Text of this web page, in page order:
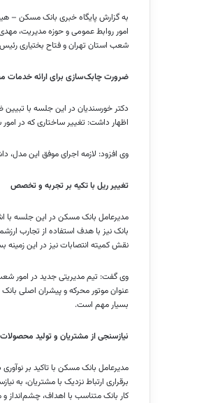
به گزارش پایگاه خبری بانک مسکن –
امور روابط عمومی و حوزه مدیریت،
شعب استان تهران و فتاح بختیاری رئیس
ضرورت چابک‌سازی برای ارائه خدمات
دکتر خورسندیان در این جلسه با
اظهار داشت: تغییر ساختاری که در
وی افزود: لازمه اجرای موفق این
تغییر ریل با تکیه بر تجربه و تخصص
مدیرعامل بانک مسکن در این جلسه با
بانک نیز با هدف استفاده از تجارب
نقش کمیته انتصابات نیز در این زمینه
وی گفت: تیم مدیریتی جدید در امور
عنوان موتور محرکه و پیشران اصلی بانک
بسیار مهم است.
نیازسنجی از مشتریان و تولید محصولات
مدیرعامل بانک مسکن با تاکید بر
برقراری ارتباط نزدیک با مشتریان، به
کار بانک متناسب با اهداف، چشم‌انداز